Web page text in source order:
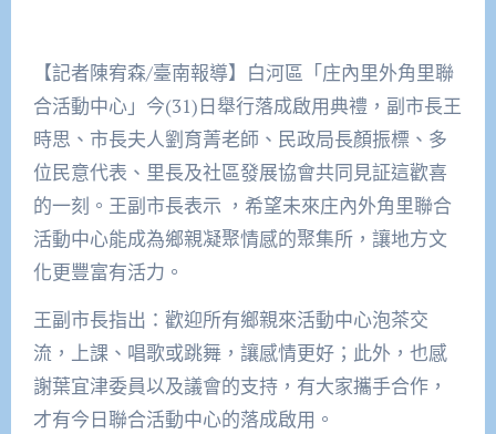
【記者陳宥森/臺南報導】白河區「庄內里外角里聯
合活動中心」今(31)日舉行落成啟用典禮，副市長王
時思、市長夫人劉育菁老師、民政局長顏振標、多
位民意代表、里長及社區發展協會共同見証這歡喜
的一刻。王副市長表示 ，希望未來庄內外角里聯合
活動中心能成為鄉親凝聚情感的聚集所，讓地方文
化更豐富有活力。
王副市長指出：歡迎所有鄉親來活動中心泡茶交
流，上課、唱歌或跳舞，讓感情更好；此外，也感
謝葉宜津委員以及議會的支持，有大家攜手合作，
才有今日聯合活動中心的落成啟用。